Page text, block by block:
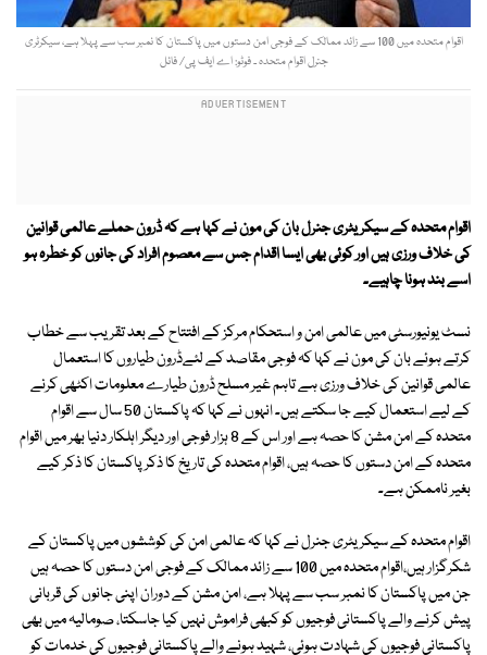
اقوام متحدہ میں 100 سے زائد ممالک کے فوجی امن دستوں میں پاکستان کا نمبر سب سے پہلا ہے، سیکرٹری
جنرل اقوام متحدہ ۔ فوٹو: اے ایف پی/ فائل
اقوام متحدہ کے سیکر یٹری جنرل بان کی مون نے کہا ہے کہ ڈرون حملے عالمی قوانین
کی خلاف ورزی ہیں اور کوئی بھی ایسا اقدام جس سے معصوم افراد کی جانوں کو خطرہ ہو
اسے بند ہونا چاہیے۔
نسٹ یونیورسٹی میں عالمی امن و استحکام مرکز کے افتتاح کے بعد تقریب سے خطاب
کرتے ہوئے بان کی مون نے کہا کہ فوجی مقاصد کے لئےڈرون طیاروں کا استعمال
عالمی قوانین کی خلاف ورزی ہے تاہم غیر مسلح ڈرون طیارے معلومات اکٹھی کرنے
کے لیے استعمال کیے جا سکتے ہیں۔ انہوں نے کہا کہ پاکستان 50 سال سے اقوام
متحدہ کے امن مشن کا حصہ ہے اور اس کے 8 ہزار فوجی اور دیگر اہلکار دنیا بھر میں اقوام
متحدہ کے امن دستوں کا حصہ ہیں، اقوام متحدہ کی تاریخ کا ذکر پاکستان کا ذکر کیے
بغیر ناممکن ہے۔
اقوام متحدہ کے سیکریٹری جنرل نے کہا کہ عالمی امن کی کوششوں میں پاکستان کے
شکرگزار ہیں،اقوام متحدہ میں 100 سے زائد ممالک کے فوجی امن دستوں کا حصہ ہیں
جن میں پاکستان کا نمبر سب سے پہلا ہے، امن مشن کے دوران اپنی جانوں کی قربانی
پیش کرنے والے پاکستانی فوجیوں کو کبھی فراموش نہیں کیا جاسکتا، صومالیہ میں بھی
پاکستانی فوجیوں کی شہادت ہوئی، شہید ہونے والے پاکستانی فوجیوں کی خدمات کو